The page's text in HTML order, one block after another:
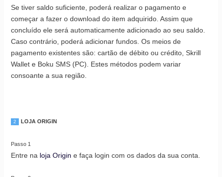
Se tiver saldo suficiente, poderá realizar o pagamento e
começar a fazer o download do item adquirido. Assim que
concluído ele será automaticamente adicionado ao seu saldo.
Caso contrário, poderá adicionar fundos. Os meios de
pagamento existentes são: cartão de débito ou crédito, Skrill
Wallet e Boku SMS (PC). Estes métodos podem variar
consoante a sua região.
2 LOJA ORIGIN
Passo 1
Entre na loja Origin e faça login com os dados da sua conta.